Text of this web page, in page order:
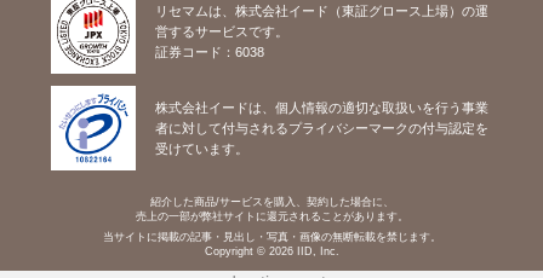
リセマムは、株式会社イード（東証グロース上場）の運
営するサービスです。
証券コード：6038
株式会社イードは、個人情報の適切な取扱いを行う事業
者に対して付与されるプライバシーマークの付与認定を
受けています。
紹介した商品/サービスを購入、契約した場合に、
売上の一部が弊社サイトに還元されることがあります。
当サイトに掲載の記事・見出し・写真・画像の無断転載を禁じます。
Copyright © 2026 IID, Inc.